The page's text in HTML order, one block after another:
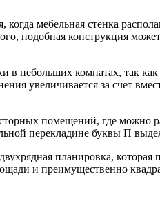
мебельная стенка
конструкция может
небольших комнатах, так
увеличивается за счет
помещений, где можно
перекладине буквы П
планировка,
и преимущественно